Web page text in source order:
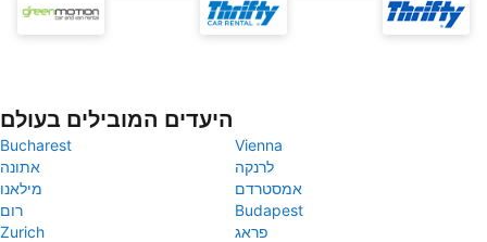
היעדים המובילים בעולם
Bucharest
Vienna
אתונה
לרנקה
מילאנו
אמסטרדם
רום
Budapest
Zurich
פראג